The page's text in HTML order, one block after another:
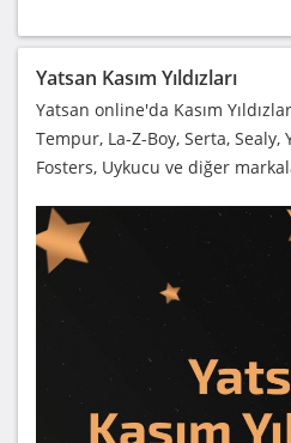
Yatsan Kasım Yıldızları
Yatsan online'da Kasım
Tempur, La-Z-Boy, Serta,
Fosters, Uykucu ve diğer